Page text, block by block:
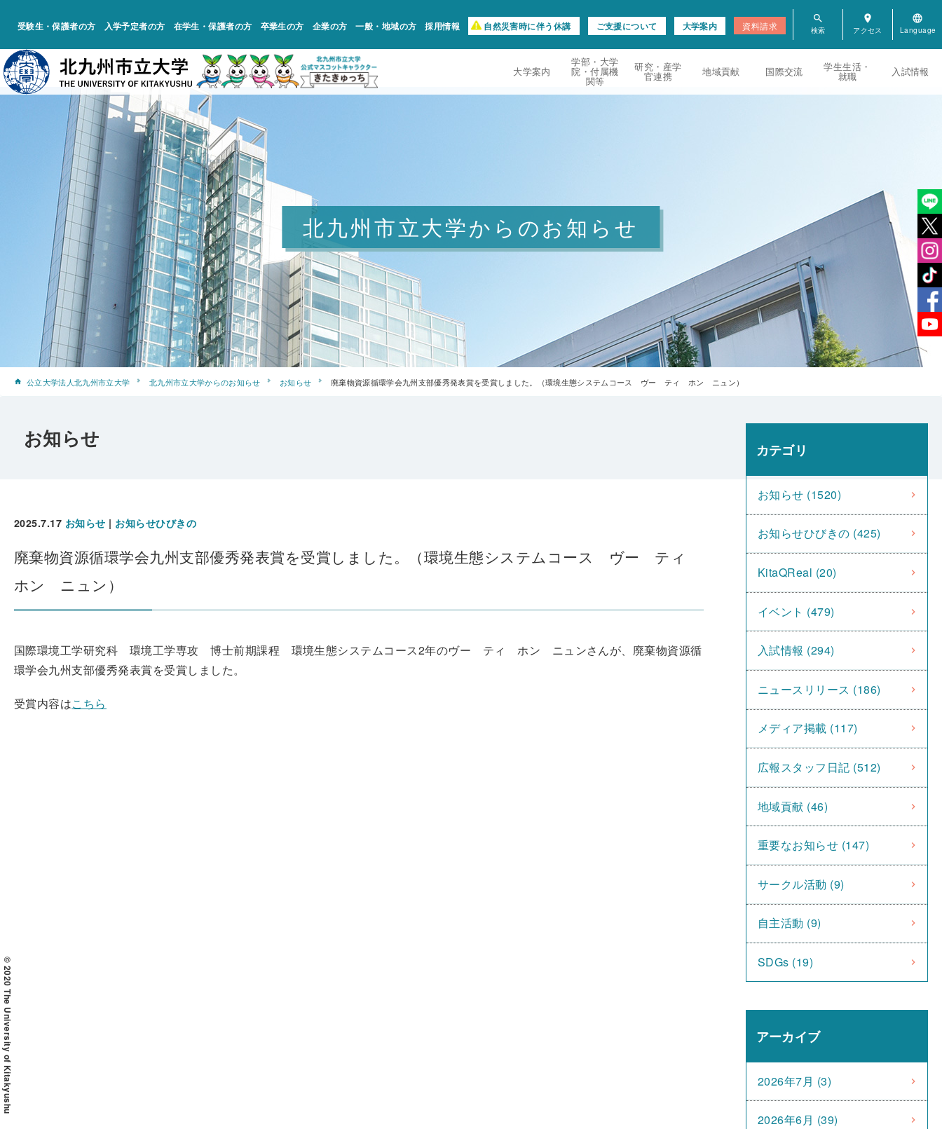
受験生・保護者の方 入学予定者の方 在学生・保護者の方 卒業生の方 企業の方 一般・地域の方 採用情報 自然災害時に伴う休講 ご支援について 大学案内 資料請求
search room language
大学案内
学部・大学
院・付属機
関等
研究・産学
官連携 地域貢献 国際交流 学生生活・
就職 入試情報
© 2020 The University of Kitakyushu
北九州市立大学からのお知らせ
公立大学法人北九州市立大学 北九州市立大学からのお知らせ お知らせ 廃棄物資源循環学会九州支部優秀発表賞を受賞しました。（環境生態システムコース ヴー ティ ホン ニュン）
お知らせ
2025.7.17 お知らせ | お知らせひびきの
廃棄物資源循環学会九州支部優秀発表賞を受賞しました。（環境生態システムコース ヴー ティ
ホン ニュン）
国際環境工学研究科 環境工学専攻 博士前期課程 環境生態システムコース2年のヴー ティ ホン ニュンさんが、廃棄物資源循
環学会九州支部優秀発表賞を受賞しました。
受賞内容はこちら
カテゴリ
お知らせ (1520)
お知らせひびきの (425)
KitaQReal (20)
イベント (479)
入試情報 (294)
ニュースリリース (186)
メディア掲載 (117)
広報スタッフ日記 (512)
地域貢献 (46)
重要なお知らせ (147)
サークル活動 (9)
自主活動 (9)
SDGs (19)
アーカイブ
2026年7月 (3)
2026年6月 (39)